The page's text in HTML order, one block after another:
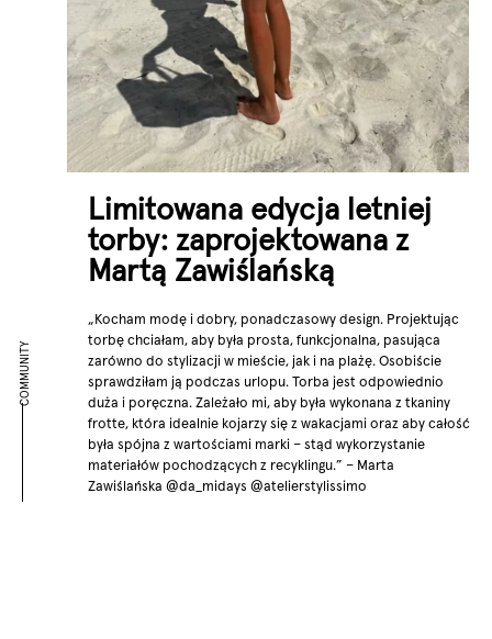
Limitowana edycja letniej
torby: zaprojektowana z
Martą Zawiślańską
„Kocham modę i dobry, ponadczasowy design. Projektując
torbę chciałam, aby była prosta, funkcjonalna, pasująca
zarówno do stylizacji w mieście, jak i na plażę. Osobiście
sprawdziłam ją podczas urlopu. Torba jest odpowiednio
duża i poręczna. Zależało mi, aby była wykonana z tkaniny
frotte, która idealnie kojarzy się z wakacjami oraz aby całość
była spójna z wartościami marki – stąd wykorzystanie
materiałów pochodzących z recyklingu.” – Marta
Zawiślańska @da_midays @atelierstylissimo
COMMUNITY